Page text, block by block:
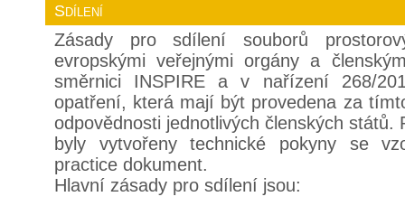
Sdílení
Zásady pro sdílení souborů
evropskými veřejnými orgány a
směrnici INSPIRE a v nařízení 268/
opatření, která mají být provedena za
odpovědnosti jednotlivých členských států.
byly vytvořeny technické pokyny se
practice dokument.
Hlavní zásady pro sdílení jsou: